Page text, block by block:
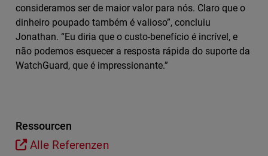
consideramos ser de maior valor para nós. Claro que o
dinheiro poupado também é valioso”, concluiu
Jonathan. “Eu diria que o custo-benefício é incrível, e
não podemos esquecer a resposta rápida do suporte da
WatchGuard, que é impressionante.”
Ressourcen
Alle Referenzen